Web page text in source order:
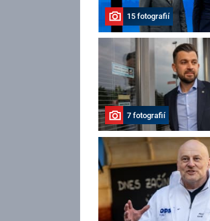
15 fotografií
7 fotografií